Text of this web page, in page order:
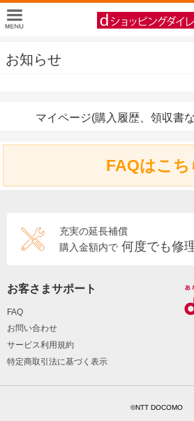
お知らせ
マイページ(購入履歴、領収書
FAQはこち
充実の延長補償
購入金額内で 何度でも修
お客さまサポート
FAQ
お問い合わせ
サービス利用規約
特定商取引法に基づく表示
©NTT DOCOMO